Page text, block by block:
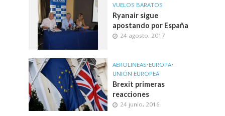
VUELOS BARATOS
Ryanair sigue
apostando por España
24 agosto, 2017
AEROLINEAS•EUROPA•
UNIÓN EUROPEA
Brexit primeras
reacciones
24 junio, 2016